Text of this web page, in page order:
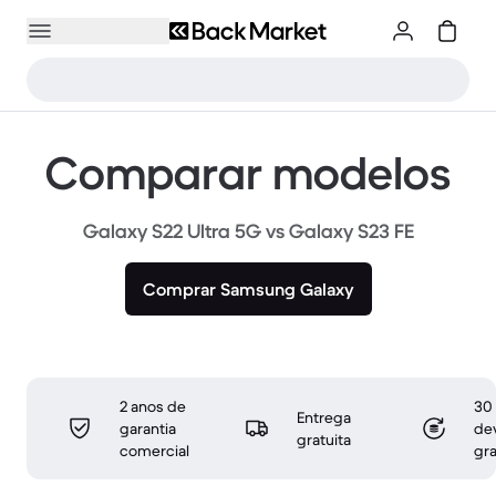
Comparar modelos
Galaxy S22 Ultra 5G vs Galaxy S23 FE
Comprar Samsung Galaxy
2 anos de
garantia
comercial
Entrega
gratuita
30